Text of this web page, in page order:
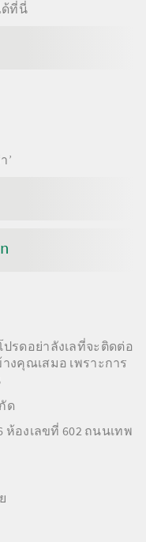
ที่นี่
’
รดอย่าลังเลที่จะติดต่อ
างคุณเสมอ เพราะการ
ด
ห้องเลขที่ 602 ถนนเทพ